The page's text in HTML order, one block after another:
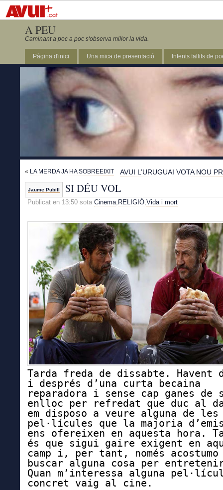
A PEU
Caminant a poc a poc s'observa millor la vida.
Pàgina d'inici Una mica de presentació Intents fallits de
« LA MERDA JA HA SOBREEIXIT AVUI L’URUGUAI VOTA NOU
Jaume Pubill SI DÉU VOL
Publicat en 13:50 sota Cinema, RELIGIÓ,Vida i mort
Tarda freda de dissabte. Havent
i després d’una curta becaina
reparadora i sense cap ganes
enlloc per refredat que duc al
em disposo a veure alguna de les
pel·lícules que la majoria
ens ofereixen en aquesta hora.
és que sigui gaire exigent en
camp i, per tant, només acostumo
buscar alguna cosa per
Quan m’interessa alguna
concret vaig al cine.